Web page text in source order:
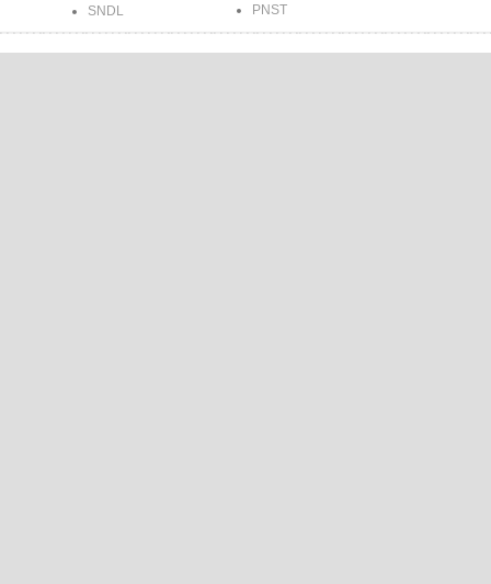
SNDL
PNST